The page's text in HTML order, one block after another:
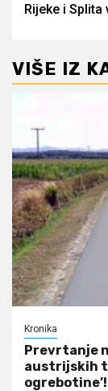
Rijeke i Splita
VIŠE IZ
Kronika
Prevrtanje
austrijskih